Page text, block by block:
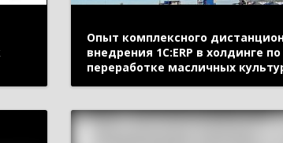
Опыт комплексного
внедрения 1C:ERP в холдинге по
переработке масличных
Владимир, УК "Эксойл Групп")